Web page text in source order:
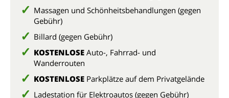
Massagen und Schönheitsbehandlungen (gegen
Gebühr)
Billard (gegen Gebühr)
KOSTENLOSE Auto-, Fahrrad- und
Wanderrouten
KOSTENLOSE Parkplätze auf dem Privatgelände
Ladestation für Elektroautos (gegen Gebühr)